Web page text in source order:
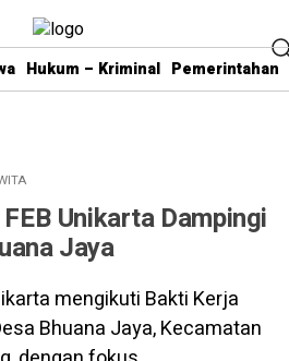
Hukum – Kriminal Pemerintahan
Unikarta Dampingi
Jaya